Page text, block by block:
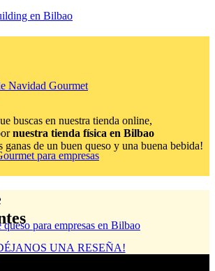
en Bilbao
Navidad Gourmet
para empresas
queso para empresas en Bilbao
buscas en nuestra tienda online,
nuestra tienda física en Bilbao
ganas de un buen queso y una buena bebida!
UNA RESEÑA!